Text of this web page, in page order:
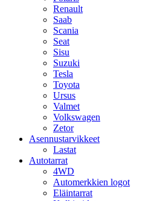
Renault
Saab
Scania
Seat
Sisu
Suzuki
Tesla
Toyota
Ursus
Valmet
Volkswagen
Zetor
Asennustarvikkeet
Lastat
Autotarrat
4WD
Automerkkien logot
Eläintarrat